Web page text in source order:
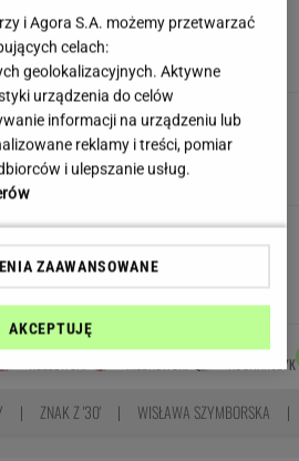
wygląda edukacja domowa
Uciekli z Warszawy do
Dziś mówią o jednym: korkach
lupę wielką reformę Muska. Gdzie
miliardy oszczędności?
KORCZ
MARCIN
MICHAŁ
MACIEK
KUCHARCZYK
ZNAK Z '30' WISŁAWA SZYMBORSKA
i Agora S.A. możemy przetwarzać
celach:
geolokalizacyjnych. Aktywne
urządzenia do celów
informacji na urządzeniu lub
reklamy i treści, pomiar
i ulepszanie usług.
ZAAWANSOWANE
AKCEPTUJĘ